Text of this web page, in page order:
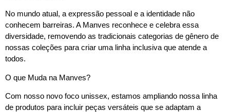
No mundo atual, a expressão pessoal e a identidade não
conhecem barreiras. A Manves reconhece e celebra essa
diversidade, removendo as tradicionais categorias de gênero de
nossas coleções para criar uma linha inclusiva que atende a
todos.
O que Muda na Manves?
Com nosso novo foco unissex, estamos ampliando nossa linha
de produtos para incluir peças versáteis que se adaptam a